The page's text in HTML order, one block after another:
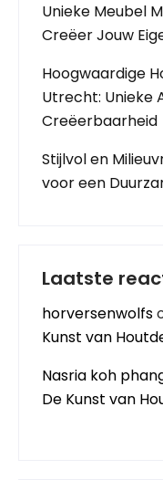
Unieke Meubel
Creëer Jouw
Hoogwaardige
Utrecht: Unieke
Creëerbaarheid
Stijlvol en
voor een
Laatste
horversenwolfs
Kunst van
Nasria koh
De Kunst van